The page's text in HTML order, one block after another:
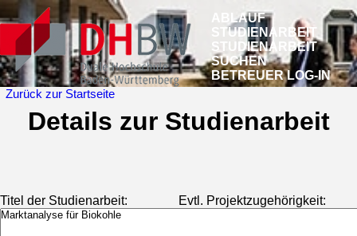
ABLAUF
STUDIENARBEIT
STUDIENARBEIT
SUCHEN
BETREUER LOG-IN
Zurück zur Startseite
Details zur Studienarbeit
Titel der Studienarbeit: Evtl. Projektzugehörigkeit: